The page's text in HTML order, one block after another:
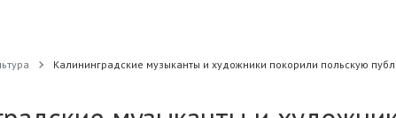
Калининградские музыканты и художники покорили польскую